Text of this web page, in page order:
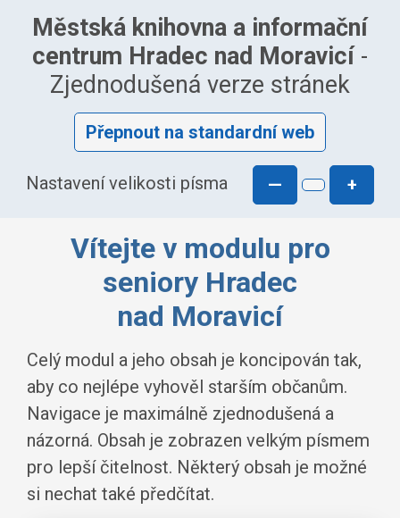
Městská knihovna a informační
centrum Hradec nad Moravicí-
Zjednodušená verze stránek
Přepnout na standardní web
Nastavení velikosti písma — +
Vítejte v modulu pro
seniory Hradec
nad Moravicí
Celý modul a jeho obsah je koncipován tak,
aby co nejlépe vyhověl starším občanům.
Navigace je maximálně zjednodušená a
názorná. Obsah je zobrazen velkým písmem
pro lepší čitelnost. Některý obsah je možné
si nechat také předčítat.